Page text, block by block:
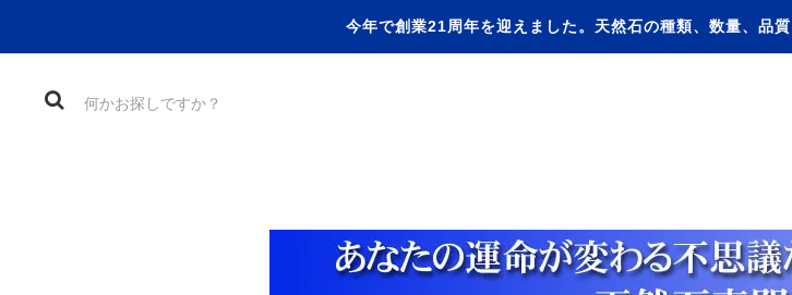
今年で創業21周年を迎えました。天然石の種類、数量、品